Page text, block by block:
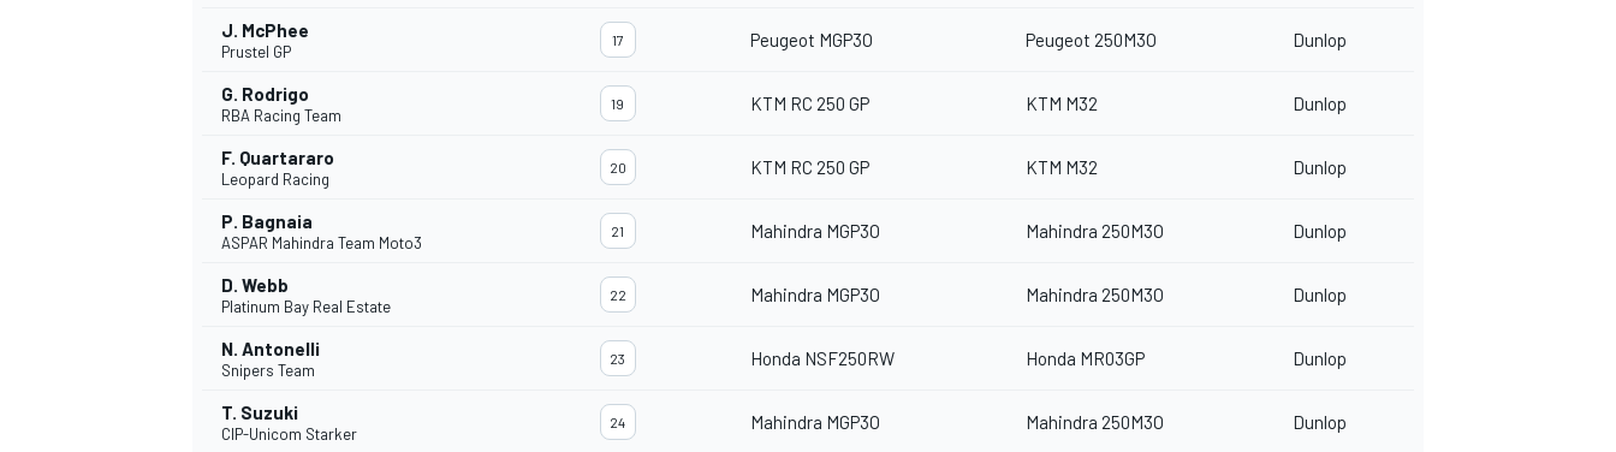
J. McPhee
Prustel GP
17 Peugeot MGP3O Peugeot 250M3O Dunlop
G. Rodrigo
RBA Racing Team
19 KTM RC 250 GP KTM M32 Dunlop
F. Quartararo
Leopard Racing
20 KTM RC 250 GP KTM M32 Dunlop
P. Bagnaia
ASPAR Mahindra Team Moto3
21 Mahindra MGP3O Mahindra 250M3O Dunlop
D. Webb
Platinum Bay Real Estate
22 Mahindra MGP3O Mahindra 250M3O Dunlop
N. Antonelli
Snipers Team
23 Honda NSF250RW Honda MR03GP Dunlop
T. Suzuki
CIP-Unicom Starker
24 Mahindra MGP3O Mahindra 250M3O Dunlop